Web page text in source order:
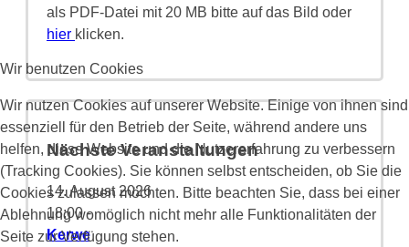
als PDF-Datei mit 20 MB bitte auf das Bild oder
hier klicken.
Nächste Veranstaltungen
14. August 2026
18:00-
Kerwe
Wir benutzen Cookies
Wir nutzen Cookies auf unserer Website. Einige von ihnen sind
essenziell für den Betrieb der Seite, während andere uns
helfen, diese Website und die Nutzererfahrung zu verbessern
(Tracking Cookies). Sie können selbst entscheiden, ob Sie die
Cookies zulassen möchten. Bitte beachten Sie, dass bei einer
Ablehnung womöglich nicht mehr alle Funktionalitäten der
Seite zur Verfügung stehen.